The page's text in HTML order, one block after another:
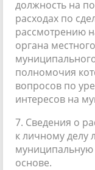
должность на
расходах по
рассмотрению
органа
полномочия
вопросов по
интересов на
7. Сведения о
к личному
муниципальную
основе.